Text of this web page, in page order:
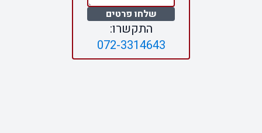
שלחו פרטים
התקשרו:
072-3314643